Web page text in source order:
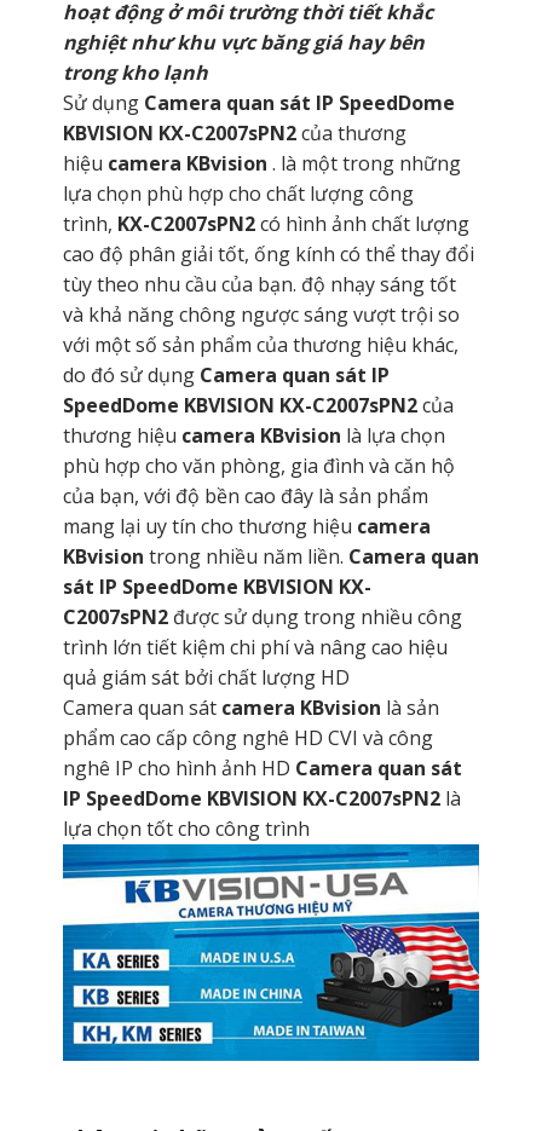
hoạt động ở môi trường thời tiết khắc
nghiệt như khu vực băng giá hay bên
trong kho lạnh
Sử dụng Camera quan sát IP SpeedDome
KBVISION KX-C2007sPN2của thương
hiệu camera KBvision . là một trong những
lựa chọn phù hợp cho chất lượng công
trình, KX-C2007sPN2có hình ảnh chất lượng
cao độ phân giải tốt, ống kính có thể thay đổi
tùy theo nhu cầu của bạn. độ nhạy sáng tốt
và khả năng chông ngược sáng vượt trội so
với một số sản phẩm của thương hiệu khác,
do đó sử dụng Camera quan sát IP
SpeedDome KBVISION KX-C2007sPN2của
thương hiệu camera KBvision là lựa chọn
phù hợp cho văn phòng, gia đình và căn hộ
của bạn, với độ bền cao đây là sản phẩm
mang lại uy tín cho thương hiệu camera
KBvision trong nhiều năm liền. Camera quan
sát IP SpeedDome KBVISION KX-
C2007sPN2được sử dụng trong nhiều công
trình lớn tiết kiệm chi phí và nâng cao hiệu
quả giám sát bởi chất lượng HD
Camera quan sát camera KBvision là sản
phẩm cao cấp công nghê HD CVI và công
nghê IP cho hình ảnh HD Camera quan sát
IP SpeedDome KBVISION KX-C2007sPN2là
lựa chọn tốt cho công trình